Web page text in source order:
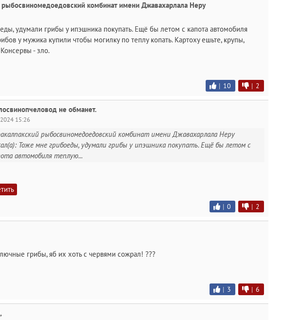
рыбосвиномедоедовский комбинат имени Джавахарлала Неру
удумали грибы у ипэшника покупать. Ещё бы летом с капота автомобиля
у мужика купили чтобы могилку по теплу копать. Картоху ешьте, крупы,
- зло.
| 10 | 2
не обманет.
15:26
рыбосвиномедоедовский комбинат имени Джавахарлала Неру
Тоже мне грибоеды, удумали грибы у ипэшника покупать. Ещё бы летом с
автомобиля теплую...
| 0 | 2
грибы, яб их хоть с червями сожрал! ???
| 3 | 6